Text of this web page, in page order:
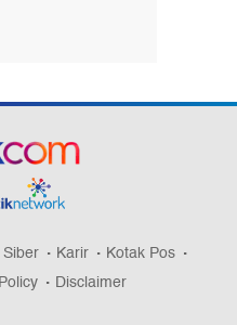
Karir
Kotak Pos
Disclaimer